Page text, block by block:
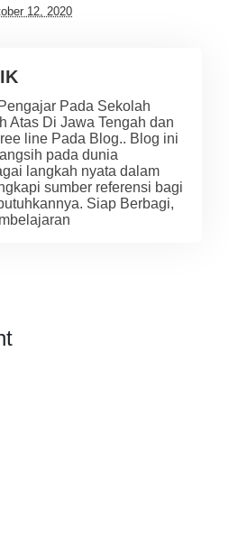
12, 2020
Pada Sekolah
Atas Di Jawa Tengah dan
line Pada Blog.. Blog ini
pada dunia
langkah nyata dalam
sumber referensi bagi
Siap Berbagi,